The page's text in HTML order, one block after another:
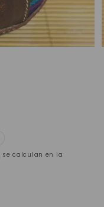
se calculan en la